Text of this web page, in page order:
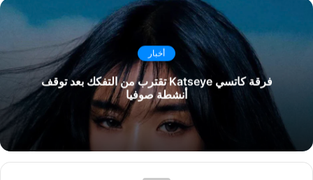
أخبار
فرقة كاتسي Katseye تقترب من التفكك بعد توقف
أنشطة صوفيا